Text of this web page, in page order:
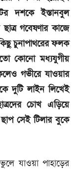
দশকে ইস্তানবুল
ছাত্র গবেষণার কাজে
চুনাপাথরের ফলক
কোনো মধ্যযুগীয়
গভীরে যাওয়ার
দুটি লাইন লিখেই
চোখ এড়িয়ে
ছাপ সেই টিলার বুকে
যাওয়া পাহাড়ের